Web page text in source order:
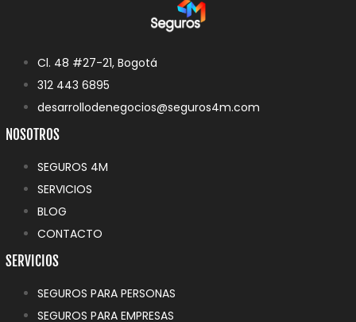
Cl. 48 #27-21, Bogotá
312 443 6895
desarrollodenegocios@seguros4m.com
NOSOTROS
SEGUROS 4M
SERVICIOS
BLOG
CONTACTO
SERVICIOS
SEGUROS PARA PERSONAS
SEGUROS PARA EMPRESAS